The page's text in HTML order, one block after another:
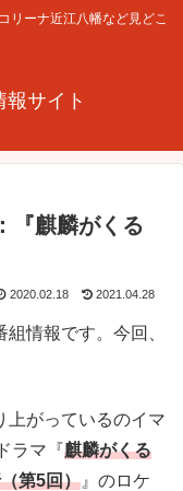
リーナ近江八幡など見どこ
サイト
『麒麟がくる
2020.02.18 2021.04.28
情報です。今回、
上がっているのイマ
ラマ『麒麟がくる
第5回） 』のロケ